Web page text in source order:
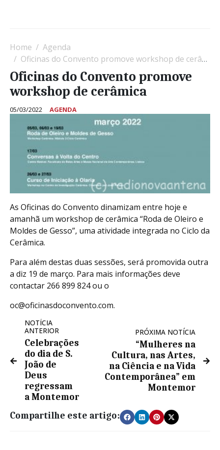
Home
Agenda
Oficinas do Convento promove workshop de cerâmica
Oficinas do Convento promove
workshop de cerâmica
05/03/2022 AGENDA
As Oficinas do Convento dinamizam entre hoje e
amanhã um workshop de cerâmica “Roda de Oleiro e
Moldes de Gesso”, uma atividade integrada no Ciclo da
Cerâmica.
Para além destas duas sessões, será promovida outra
a diz 19 de março. Para mais informações deve
contactar 266 899 824 ou o
oc@oficinasdoconvento.com.
NOTÍCIA
ANTERIOR
Celebrações
do dia de S.
João de
Deus
regressam
a Montemor
PRÓXIMA NOTÍCIA
“Mulheres na
Cultura, nas Artes,
na Ciência e na Vida
Contemporânea” em
Montemor
Compartilhe este artigo: